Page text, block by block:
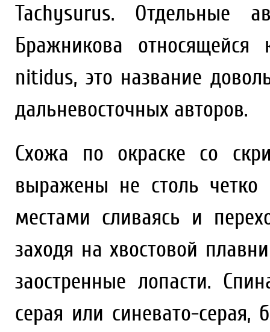
Tachysurus. Отдельные
Бражникова
nitidus, это название
дальневосточных авторов.
Схожа по окраске со
выражены не столь
местами сливаясь и
заходя на хвостовой
заостренные лопасти.
серая или синевато-серая,